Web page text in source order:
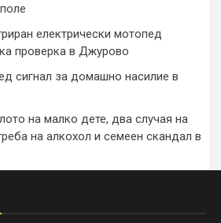
електрически мотопед
проверка в Джурово
сигнал за домашно насилие в
на малко дете, два случая на
на алкохол и семеен скандал в